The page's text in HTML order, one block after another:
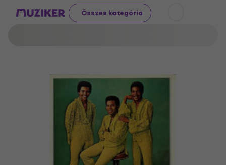
Összes kategória